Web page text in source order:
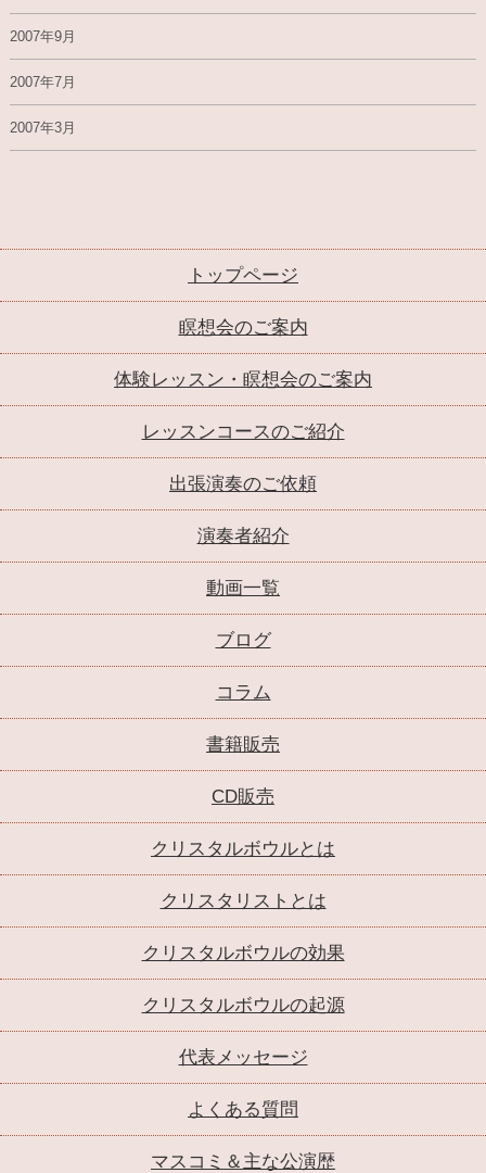
2007年9月
2007年7月
2007年3月
トップページ
瞑想会のご案内
体験レッスン・瞑想会のご案内
レッスンコースのご紹介
出張演奏のご依頼
演奏者紹介
動画一覧
ブログ
コラム
書籍販売
CD販売
クリスタルボウルとは
クリスタリストとは
クリスタルボウルの効果
クリスタルボウルの起源
代表メッセージ
よくある質問
マスコミ＆主な公演歴